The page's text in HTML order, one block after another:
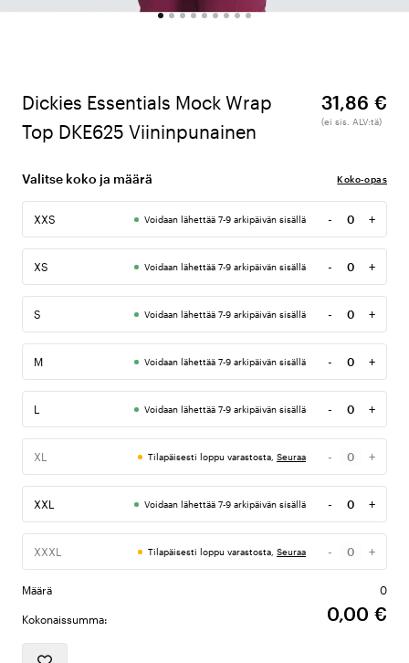
Dickies Essentials Mock Wrap
Top DKE625 Viininpunainen
31,86 €
(ei sis. ALV:tä)
Valitse koko ja määrä Koko-opas
XXS Voidaan lähettää 7-9 arkipäivän sisällä -
Määrä
+
XS Voidaan lähettää 7-9 arkipäivän sisällä -
Määrä
+
S Voidaan lähettää 7-9 arkipäivän sisällä -
Määrä
+
M Voidaan lähettää 7-9 arkipäivän sisällä -
Määrä
+
L Voidaan lähettää 7-9 arkipäivän sisällä -
Määrä
+
XL Tilapäisesti loppu varastosta, Seuraa -
Määrä
+
XXL Voidaan lähettää 7-9 arkipäivän sisällä -
Määrä
+
XXXL Tilapäisesti loppu varastosta, Seuraa -
Määrä
+
Määrä 0
Kokonaissumma: 0,00 €